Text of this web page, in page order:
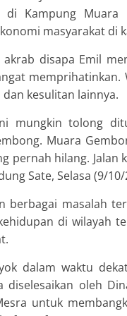
di Kampung
masyarakat di
akrab disapa Emil
kesulitan lainnya.
mungkin tolong
Muara
pernah hilang. Jalan
Sate, Selasa (9/
berbagai masalah
di wilayah
dalam waktu
diselesaikan oleh
untuk